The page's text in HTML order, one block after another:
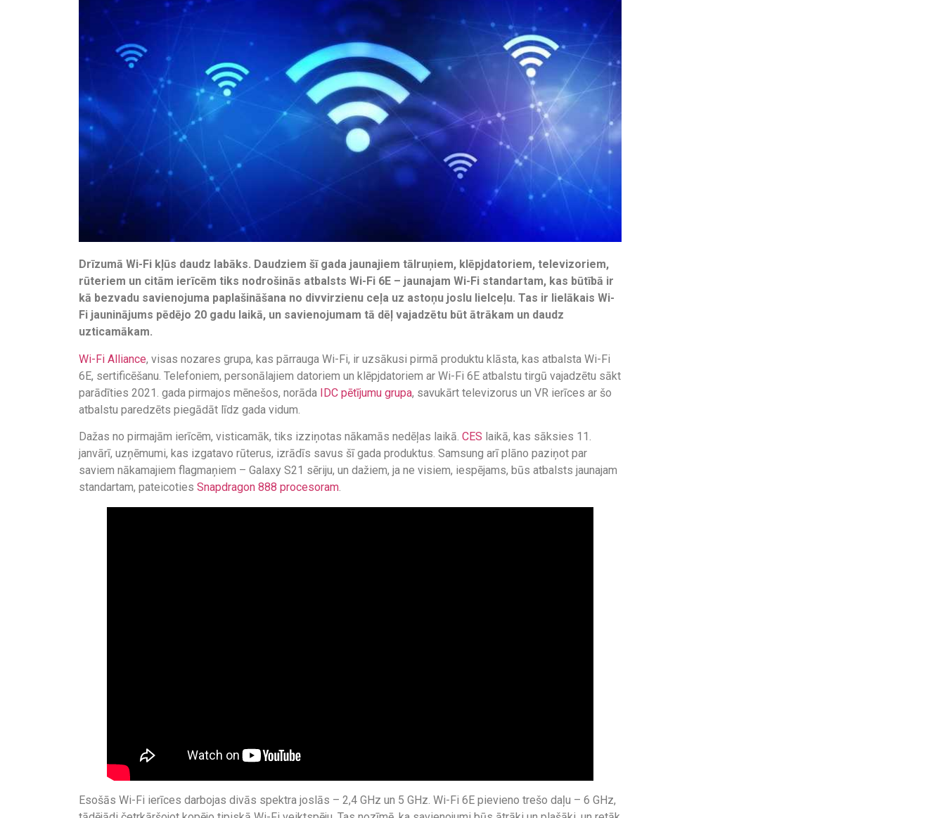
Drīzumā Wi-Fi kļūs daudz labāks. Daudziem šī gada jaunajiem tālruņiem, klēpjdatoriem, televizoriem,
rūteriem un citām ierīcēm tiks nodrošinās atbalsts Wi-Fi 6E – jaunajam Wi-Fi standartam, kas būtībā ir
kā bezvadu savienojuma paplašināšana no divvirzienu ceļa uz astoņu joslu lielceļu. Tas ir lielākais Wi-
Fi jauninājums pēdējo 20 gadu laikā, un savienojumam tā dēļ vajadzētu būt ātrākam un daudz
uzticamākam.
Wi-Fi Alliance, visas nozares grupa, kas pārrauga Wi-Fi, ir uzsākusi pirmā produktu klāsta, kas atbalsta Wi-Fi
6E, sertificēšanu. Telefoniem, personālajiem datoriem un klēpjdatoriem ar Wi-Fi 6E atbalstu tirgū vajadzētu sākt
parādīties 2021. gada pirmajos mēnešos, norāda IDC pētījumu grupa, savukārt televizorus un VR ierīces ar šo
atbalstu paredzēts piegādāt līdz gada vidum.
Dažas no pirmajām ierīcēm, visticamāk, tiks izziņotas nākamās nedēļas laikā. CES laikā, kas sāksies 11.
janvārī, uzņēmumi, kas izgatavo rūterus, izrādīs savus šī gada produktus. Samsung arī plāno paziņot par
saviem nākamajiem flagmaņiem – Galaxy S21 sēriju, un dažiem, ja ne visiem, iespējams, būs atbalsts jaunajam
standartam, pateicoties Snapdragon 888 procesoram.
Esošās Wi-Fi ierīces darbojas divās spektra joslās – 2,4 GHz un 5 GHz. Wi-Fi 6E pievieno trešo daļu – 6 GHz,